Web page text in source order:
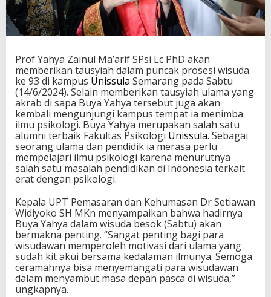
Prof Yahya Zainul Ma’arif SPsi Lc PhD akan
memberikan tausyiah dalam puncak prosesi wisuda
ke 93 di kampus Unissula Semarang pada Sabtu
(14/6/2024). Selain memberikan tausyiah ulama yang
akrab di sapa Buya Yahya tersebut juga akan
kembali mengunjungi kampus tempat ia menimba
ilmu psikologi. Buya Yahya merupakan salah satu
alumni terbaik Fakultas Psikologi Unissula. Sebagai
seorang ulama dan pendidik ia merasa perlu
mempelajari ilmu psikologi karena menurutnya
salah satu masalah pendidikan di Indonesia terkait
erat dengan psikologi.
Kepala UPT Pemasaran dan Kehumasan Dr Setiawan
Widiyoko SH MKn menyampaikan bahwa hadirnya
Buya Yahya dalam wisuda besok (Sabtu) akan
bermakna penting. “Sangat penting bagi para
wisudawan memperoleh motivasi dari ulama yang
sudah kit akui bersama kedalaman ilmunya. Semoga
ceramahnya bisa menyemangati para wisudawan
dalam menyambut masa depan pasca di wisuda,”
ungkapnya.